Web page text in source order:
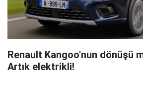
Renault Kangoo'nun dönüşü
Artık elektrikli!